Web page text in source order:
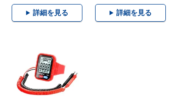
詳細を見る 詳細を見る